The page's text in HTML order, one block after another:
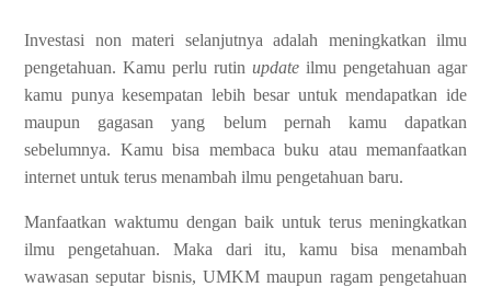
Investasi non materi selanjutnya adalah meningkatkan ilmu
pengetahuan. Kamu perlu rutin update ilmu pengetahuan agar
kamu punya kesempatan lebih besar untuk mendapatkan ide
maupun gagasan yang belum pernah kamu dapatkan
sebelumnya. Kamu bisa membaca buku atau memanfaatkan
internet untuk terus menambah ilmu pengetahuan baru.
Manfaatkan waktumu dengan baik untuk terus meningkatkan
ilmu pengetahuan. Maka dari itu, kamu bisa menambah
wawasan seputar bisnis, UMKM maupun ragam pengetahuan